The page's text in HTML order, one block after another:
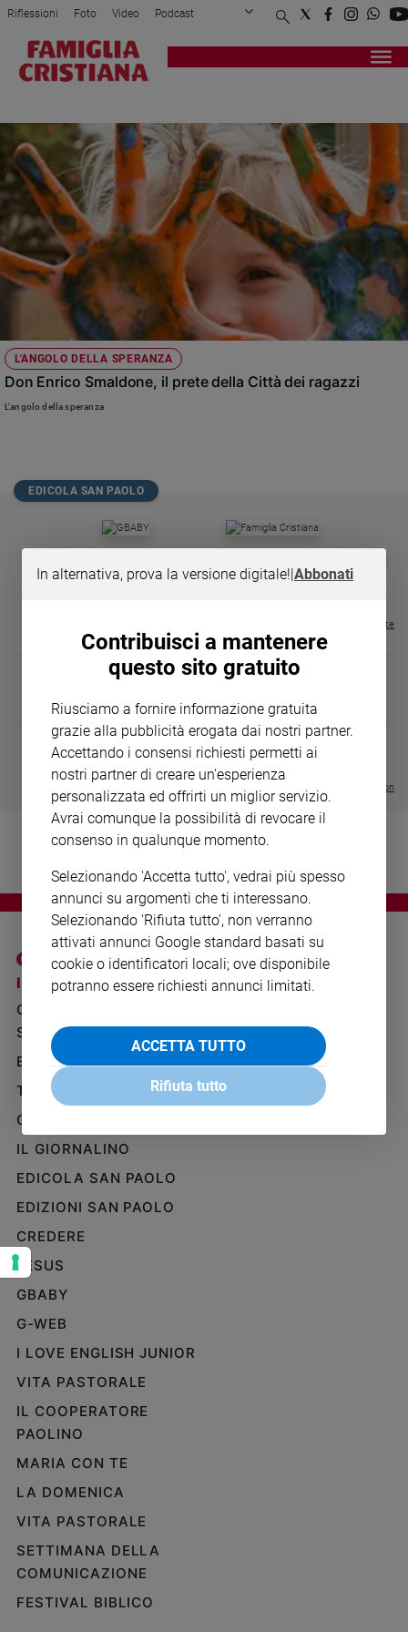
Attualità
Politica
Mondo
Economia
Legalità
e
giustizia
Sport
Papa
Papa
Chiesa
Fede
Ambiente
Diritti
Aziende
di
valore
della
settimana
Migranti
Diversità
inclusione
Costume
Cultura
e
spettacoli
Sanremo
2026
Cinema,
e
streaming
Arte
Famiglia
educazione
Genitori
figli
Nonni
Coppia
Riflessioni Foto Video Podcast
Privacy Policy Chi siamo
Registrati Redazione
L'ANGOLO DELLA SPERANZA
Don Enrico Smaldone, il prete della Città dei ragazzi
L'angolo della speranza
EDICOLA SAN PAOLO
€ 34,80 € 21,90 37%
€ 104,00 € 83,00 20%
GBABY
€ 16,99
Visualizza tutte le riviste
LE GRANDI BASILICHE ITALIANE
- VOL DA 1 AL 5
DIARIO G 2026-27
€ 8,90
- € 8,90
1 - 2
Visualizza tutte le collection
I SITI SAN PAOLO
GRUPPO EDITORIALE
SAN PAOLO
BENESSERE
TELENOVA
GAZZETTA D'ALBA
IL GIORNALINO
EDICOLA SAN PAOLO
EDIZIONI SAN PAOLO
CREDERE
JESUS
GBABY
G-WEB
I LOVE ENGLISH JUNIOR
VITA PASTORALE
IL COOPERATORE
PAOLINO
MARIA CON TE
LA DOMENICA
VITA PASTORALE
SETTIMANA DELLA
COMUNICAZIONE
FESTIVAL BIBLICO
NOTE LEGALI
INFORMATIVA
WHISTLEBLOWING
SOCIAL
In alternativa, prova la versione digitale!|Abbonati
Contribuisci a mantenere
questo sito gratuito
Riusciamo a fornire informazione gratuita
grazie alla pubblicità erogata dai nostri partner.
Accettando i consensi richiesti permetti ai
nostri partner di creare un'esperienza
personalizzata ed offrirti un miglior servizio.
Avrai comunque la possibilità di revocare il
consenso in qualunque momento.
Selezionando 'Accetta tutto', vedrai più spesso
annunci su argomenti che ti interessano.
Selezionando 'Rifiuta tutto', non verranno
attivati annunci Google standard basati su
cookie o identificatori locali; ove disponibile
potranno essere richiesti annunci limitati.
ACCETTA TUTTO
Rifiuta tutto